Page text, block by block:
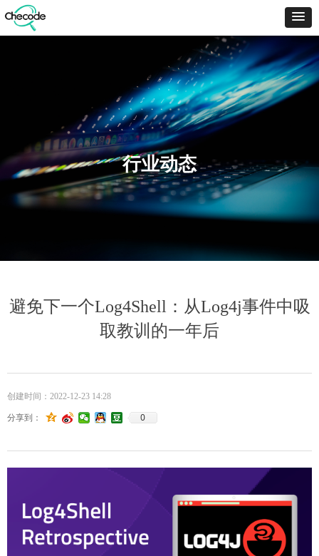
行业动态
避免下一个Log4Shell：从Log4j事件中吸
取教训的一年后
创建时间： 2022-12-23 14:28
分享到： 0